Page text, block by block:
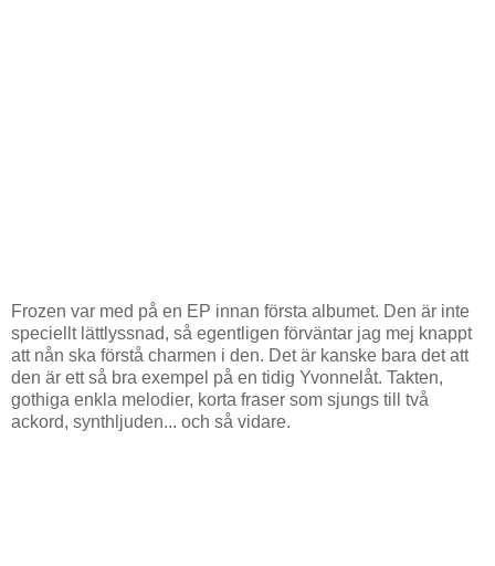
Frozen var med på en EP innan första albumet. Den är inte
speciellt lättlyssnad, så egentligen förväntar jag mej knappt
att nån ska förstå charmen i den. Det är kanske bara det att
den är ett så bra exempel på en tidig Yvonnelåt. Takten,
gothiga enkla melodier, korta fraser som sjungs till två
ackord, synthljuden... och så vidare.